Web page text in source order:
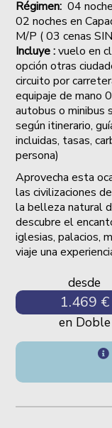
Régimen:04
02 noches en
M/P ( 03 cenas
Incluye :vuelo en
opción otras
circuito por
equipaje de mano
autobus o minibus
según itinerario,
incluidas, tasas,
persona)
Aprovecha esta
las civilizaciones
la belleza natural
descubre el
iglesias, palacios,
viaje una
desde
1.469 €
en Doble